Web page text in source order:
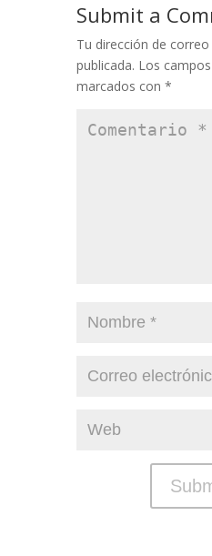
Submit a
Tu dirección de
publicada. Los
marcados con *